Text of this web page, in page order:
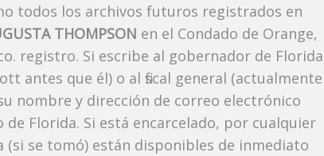
todos los archivos futuros registrados en
THOMPSON en el Condado de Orange,
registro. Si escribe al gobernador de Florida
antes que él) o al fiscal general (actualmente
nombre y dirección de correo electrónico
Florida. Si está encarcelado, por cualquier
se tomó) están disponibles de inmediato